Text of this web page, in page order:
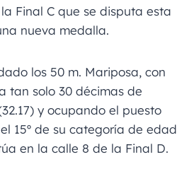
Final C que se disputa esta
nueva medalla.
los 50 m. Mariposa, con
tan solo 30 décimas de
y ocupando el puesto
15º de su categoría de edad
en la calle 8 de la Final D.